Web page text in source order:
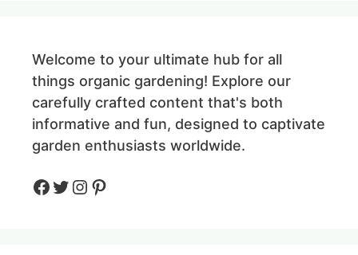
Welcome to your ultimate hub for all
things organic gardening! Explore our
carefully crafted content that's both
informative and fun, designed to captivate
garden enthusiasts worldwide.
Facebook
Twitter
Instagram
Pinteres